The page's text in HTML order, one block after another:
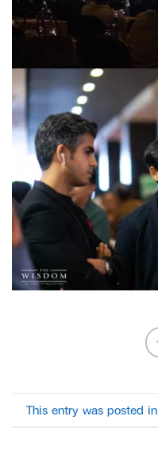
This entry was posted in